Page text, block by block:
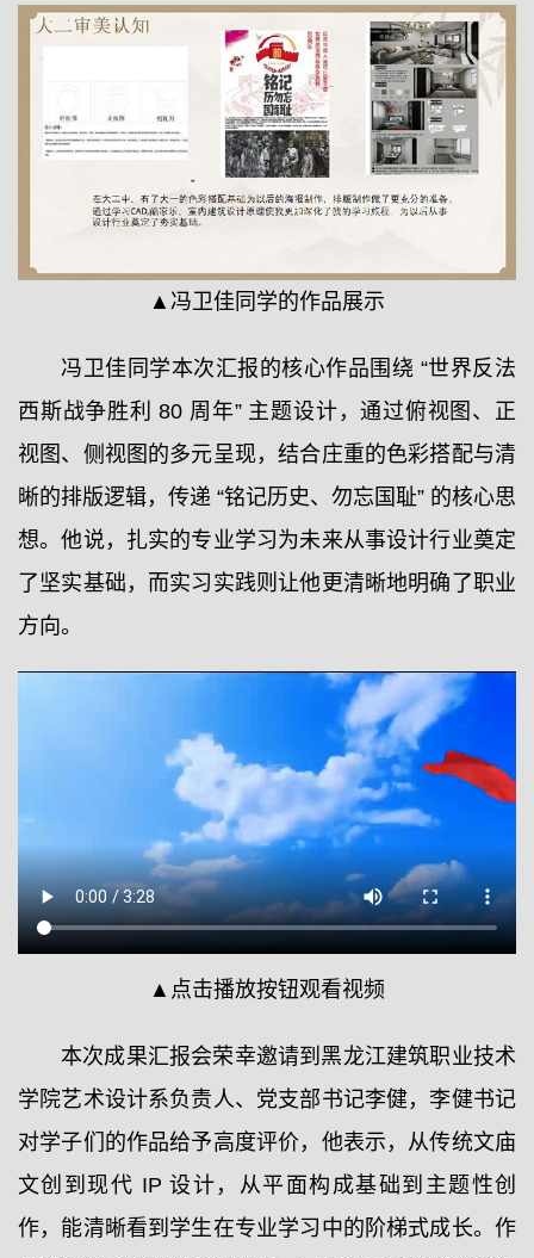
▲冯卫佳同学的作品展示
冯卫佳同学本次汇报的核心作品围绕 “世界反法
西斯战争胜利 80 周年” 主题设计，通过俯视图、正
视图、侧视图的多元呈现，结合庄重的色彩搭配与清
晰的排版逻辑，传递 “铭记历史、勿忘国耻” 的核心思
想。他说，扎实的专业学习为未来从事设计行业奠定
了坚实基础，而实习实践则让他更清晰地明确了职业
方向。
▲点击播放按钮观看视频
本次成果汇报会荣幸邀请到黑龙江建筑职业技术
学院艺术设计系负责人、党支部书记李健，李健书记
对学子们的作品给予高度评价，他表示，从传统文庙
文创到现代 IP 设计，从平面构成基础到主题性创
作，能清晰看到学生在专业学习中的阶梯式成长。作